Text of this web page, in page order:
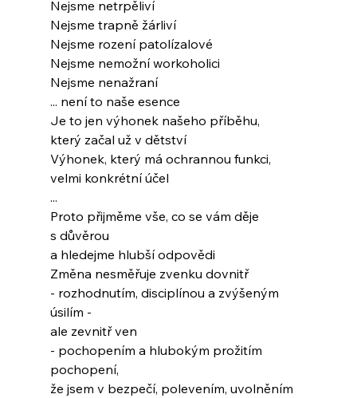
Nejsme netrpěliví
Nejsme trapně žárliví
Nejsme rození patolízalové
Nejsme nemožní workoholici
Nejsme nenažraní
... není to naše esence
Je to jen výhonek našeho příběhu,
který začal už v dětství
Výhonek, který má ochrannou funkci,
velmi konkrétní účel
...
Proto přijměme vše, co se vám děje
s důvěrou
a hledejme hlubší odpovědi
Změna nesměřuje zvenku dovnitř
- rozhodnutím, disciplínou a zvýšeným
úsilím -
ale zevnitř ven
- pochopením a hlubokým prožitím
pochopení,
že jsem v bezpečí, polevením, uvolněním